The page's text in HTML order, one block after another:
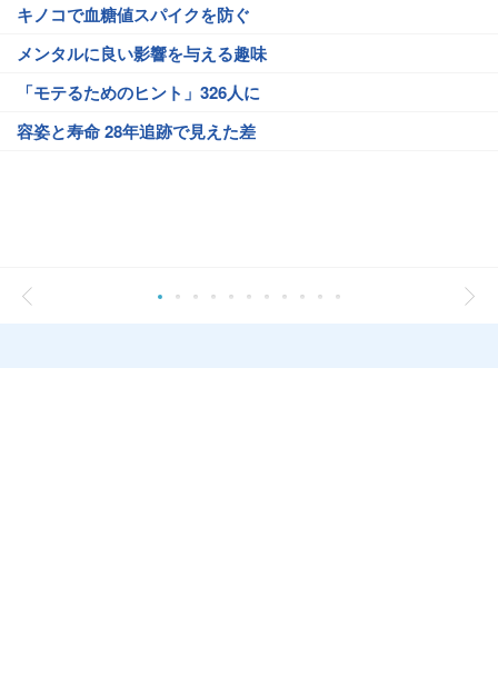
キノコで血糖値スパイクを防ぐ
メンタルに良い影響を与える趣味
「モテるためのヒント」326人に
容姿と寿命 28年追跡で見えた差